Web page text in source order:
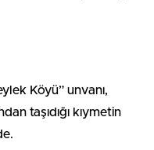
Köyü” unvanı,
taşıdığı kıymetin